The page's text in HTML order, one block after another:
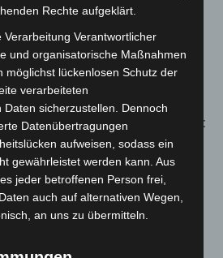
nach Waldbrandeinsatz aus
zurück
Erste Tigermücken-
in Niedersachsen entdeckt
„Haus der Begegnung“ in
schnell eingedämmt
Rechte aufgeklärt.
Verantwortlicher
und organisatorische Maßnahmen
möglichst lückenlosen Schutz der
verarbeiteten
sicherzustellen. Dennoch
Datenübertragungen
aufweisen, sodass ein
gewährleistet werden kann. Aus
jeder betroffenen Person frei,
auch auf alternativen Wegen,
an uns zu übermitteln.